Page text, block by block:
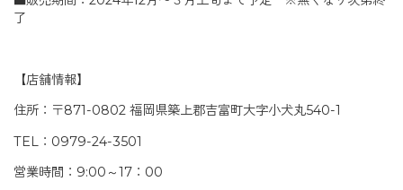
了
【店舗情報】
住所：〒871-0802 福岡県築上郡吉富町大字小犬丸540-1
TEL：0979-24-3501
営業時間：9:00～17：00